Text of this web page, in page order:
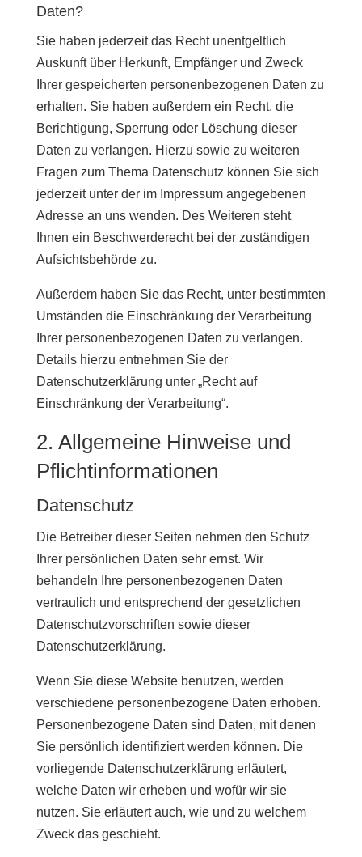
Daten?
Sie haben jederzeit das Recht unentgeltlich
Auskunft über Herkunft, Empfänger und Zweck
Ihrer gespeicherten personenbezogenen Daten zu
erhalten. Sie haben außerdem ein Recht, die
Berichtigung, Sperrung oder Löschung dieser
Daten zu verlangen. Hierzu sowie zu weiteren
Fragen zum Thema Datenschutz können Sie sich
jederzeit unter der im Impressum angegebenen
Adresse an uns wenden. Des Weiteren steht
Ihnen ein Beschwerderecht bei der zuständigen
Aufsichtsbehörde zu.
Außerdem haben Sie das Recht, unter bestimmten
Umständen die Einschränkung der Verarbeitung
Ihrer personenbezogenen Daten zu verlangen.
Details hierzu entnehmen Sie der
Datenschutzerklärung unter „Recht auf
Einschränkung der Verarbeitung“.
2. Allgemeine Hinweise und
Pflichtinformationen
Datenschutz
Die Betreiber dieser Seiten nehmen den Schutz
Ihrer persönlichen Daten sehr ernst. Wir
behandeln Ihre personenbezogenen Daten
vertraulich und entsprechend der gesetzlichen
Datenschutzvorschriften sowie dieser
Datenschutzerklärung.
Wenn Sie diese Website benutzen, werden
verschiedene personenbezogene Daten erhoben.
Personenbezogene Daten sind Daten, mit denen
Sie persönlich identifiziert werden können. Die
vorliegende Datenschutzerklärung erläutert,
welche Daten wir erheben und wofür wir sie
nutzen. Sie erläutert auch, wie und zu welchem
Zweck das geschieht.